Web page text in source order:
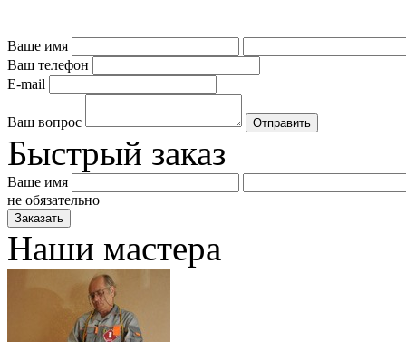
Ваше имя
Ваш телефон
E-mail
Ваш вопрос
Быстрый заказ
Ваше имя
не обязательно
Наши мастера